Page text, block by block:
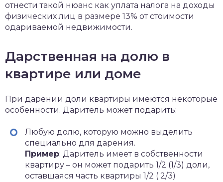
отнести такой нюанс как уплата налога на доходы
физических лиц в размере 13% от стоимости
одариваемой недвижимости.
Дарственная на долю в
квартире или доме
При дарении доли квартиры имеются некоторые
особенности. Даритель может подарить:
Любую долю, которую можно выделить
специально для дарения.
Пример: Даритель имеет в собственности
квартиру – он может подарить 1/2 (1/3) доли,
оставшаяся часть квартиры 1/2 ( 2/3)